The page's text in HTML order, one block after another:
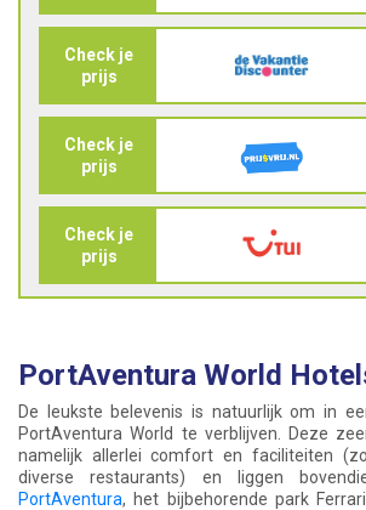
Check je
prijs
Check je
prijs
Check je
prijs
PortAventura World
De leukste belevenis is natuurlijk om in
PortAventura World te verblijven. Deze
namelijk allerlei comfort en faciliteiten
diverse restaurants) en liggen
PortAventura, het bijbehorende park